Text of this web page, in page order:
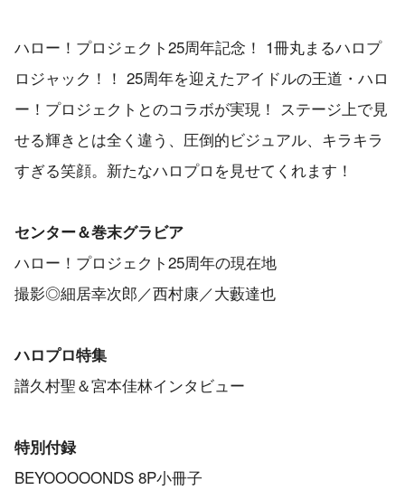
ハロー！プロジェクト25周年記念！ 1冊丸まるハロプ
ロジャック！！ 25周年を迎えたアイドルの王道・ハロ
ー！プロジェクトとのコラボが実現！ ステージ上で見
せる輝きとは全く違う、圧倒的ビジュアル、キラキラ
すぎる笑顔。新たなハロプロを見せてくれます！
センター＆巻末グラビア
ハロー！プロジェクト25周年の現在地
撮影◎細居幸次郎／西村康／大藪達也
ハロプロ特集
譜久村聖＆宮本佳林インタビュー
特別付録
BEYOOOOONDS 8P小冊子